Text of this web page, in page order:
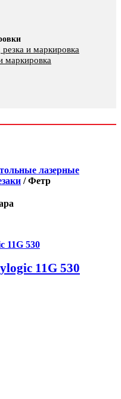
и маркировка
маркировка
лазерные
/ Фетр
11G 530